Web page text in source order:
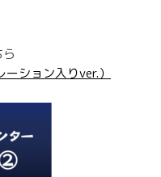
ション入りver.）